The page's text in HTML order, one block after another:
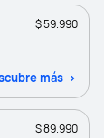
$ 59.990
más
$ 89.990